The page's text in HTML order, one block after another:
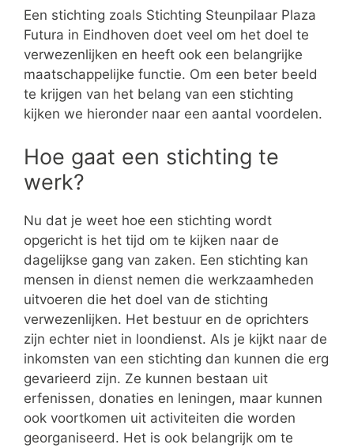
Een stichting zoals Stichting Steunpilaar Plaza
Futura in Eindhoven doet veel om het doel te
verwezenlijken en heeft ook een belangrijke
maatschappelijke functie. Om een beter beeld
te krijgen van het belang van een stichting
kijken we hieronder naar een aantal voordelen.
Hoe gaat een stichting te
werk?
Nu dat je weet hoe een stichting wordt
opgericht is het tijd om te kijken naar de
dagelijkse gang van zaken. Een stichting kan
mensen in dienst nemen die werkzaamheden
uitvoeren die het doel van de stichting
verwezenlijken. Het bestuur en de oprichters
zijn echter niet in loondienst. Als je kijkt naar de
inkomsten van een stichting dan kunnen die erg
gevarieerd zijn. Ze kunnen bestaan uit
erfenissen, donaties en leningen, maar kunnen
ook voortkomen uit activiteiten die worden
georganiseerd. Het is ook belangrijk om te